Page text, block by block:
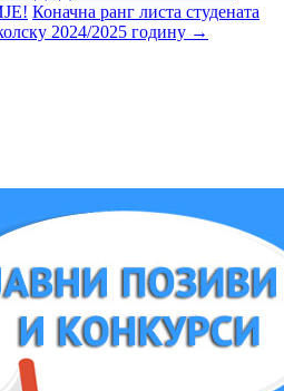
Коначна ранг листа студената
2024/2025 годину →